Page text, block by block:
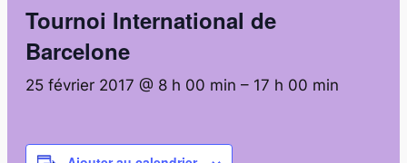
Tournoi International de
Barcelone
25 février 2017 @ 8 h 00 min – 17 h 00 min